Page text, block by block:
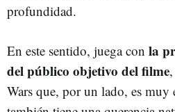
profundidad.
En este sentido, juega con la
del público objetivo del filme
Wars que, por un lado, es